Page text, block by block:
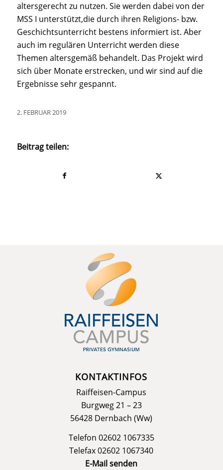
altersgerecht zu nutzen. Sie werden dabei von der
MSS I unterstützt,die durch ihren Religions- bzw.
Geschichtsunterricht bestens informiert ist. Aber
auch im regulären Unterricht werden diese
Themen altersgemäß behandelt. Das Projekt wird
sich über Monate erstrecken, und wir sind auf die
Ergebnisse sehr gespannt.
2. FEBRUAR 2019
Beitrag teilen:
KONTAKTINFOS
Raiffeisen-Campus
Burgweg 21 – 23
56428 Dernbach (Ww)
Telefon 02602 1067335
Telefax 02602 1067340
E-Mail senden